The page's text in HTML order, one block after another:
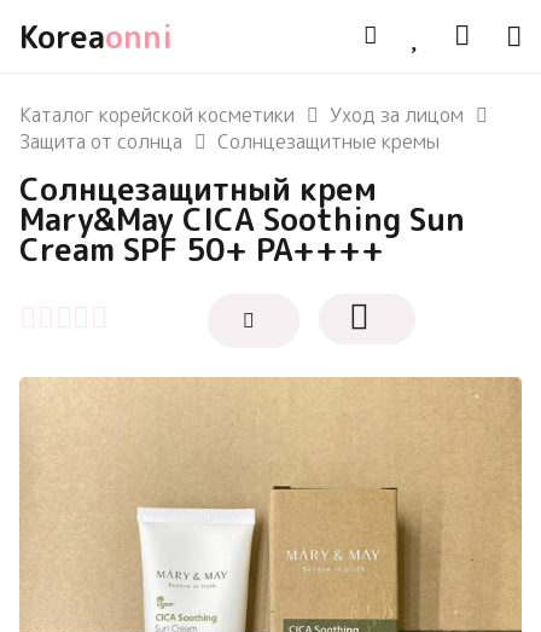
Koreaonni
Каталог корейской косметики
Уход за лицом
Защита от солнца
Солнцезащитные кремы
Солнцезащитный крем
Mary&May CICA Soothing Sun
Cream SPF 50+ PA++++